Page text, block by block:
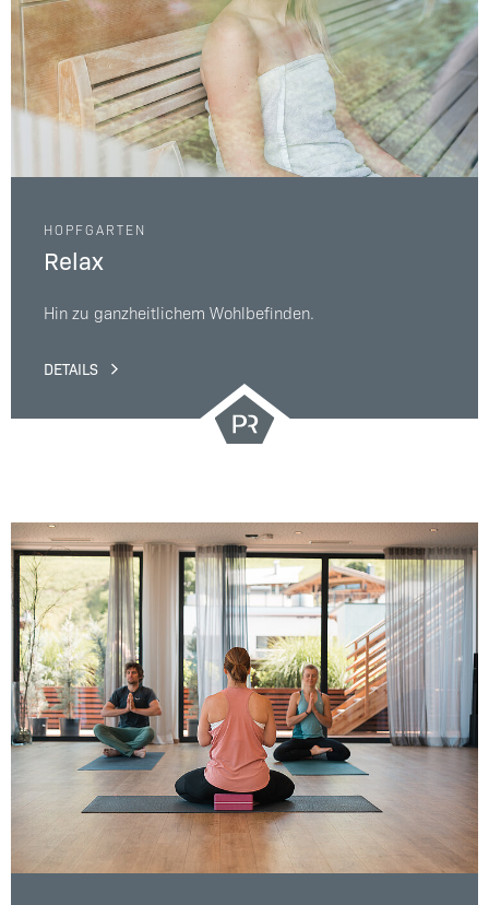
HOPFGARTEN
Relax
Hin zu ganzheitlichem Wohlbefinden.
DETAILS